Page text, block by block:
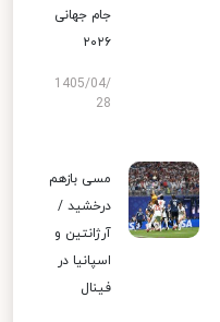
جام جهانی
۲۰۲۶
1405/04/
28
مسی بازهم
درخشید /
آرژانتین و
اسپانیا در
فینال